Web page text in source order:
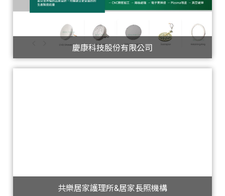
慶康科技股份有限公司
共樂居家護理所&居家長照機構